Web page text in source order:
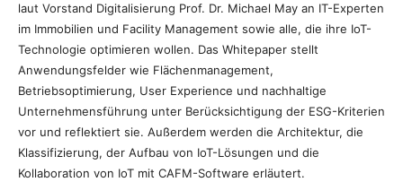
laut Vorstand Digitalisierung Prof. Dr. Michael May an IT-Experten
im Immobilien und Facility Management sowie alle, die ihre IoT-
Technologie optimieren wollen. Das Whitepaper stellt
Anwendungsfelder wie Flächenmanagement,
Betriebsoptimierung, User Experience und nachhaltige
Unternehmensführung unter Berücksichtigung der ESG-Kriterien
vor und reflektiert sie. Außerdem werden die Architektur, die
Klassifizierung, der Aufbau von IoT-Lösungen und die
Kollaboration von IoT mit CAFM-Software erläutert.